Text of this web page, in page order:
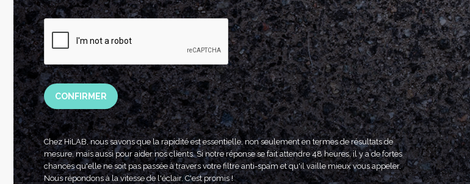
CONFIRMER
Chez HiLAB, nous savons que la rapidité est essentielle, non seulement en termes de résultats de
mesure, mais aussi pour aider nos clients. Si notre réponse se fait attendre 48 heures, il y a de fortes
chances qu'elle ne soit pas passée à travers votre filtre anti-spam et qu'il vaille mieux vous appeler.
Nous répondons à la vitesse de l'éclair. C'est promis !